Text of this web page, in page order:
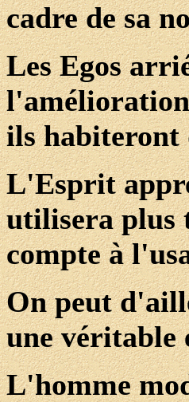
cadre de sa
Les Egos
ils habiteront
L'Esprit
utilisera plus
compte à
On peut
une véritable
L'homme